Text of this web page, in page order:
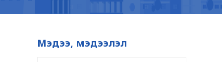
Мэдээ, мэдээлэл